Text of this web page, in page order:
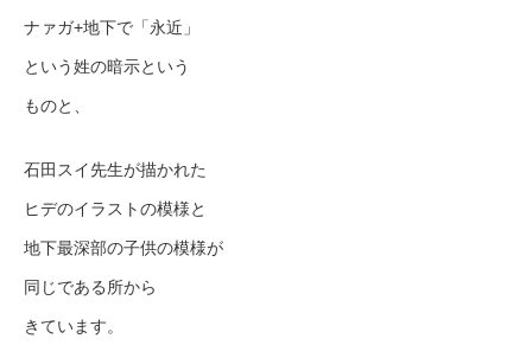
ナァガ+地下で「永近」
という姓の暗示という
ものと、
石田スイ先生が描かれた
ヒデのイラストの模様と
地下最深部の子供の模様が
同じである所から
きています。